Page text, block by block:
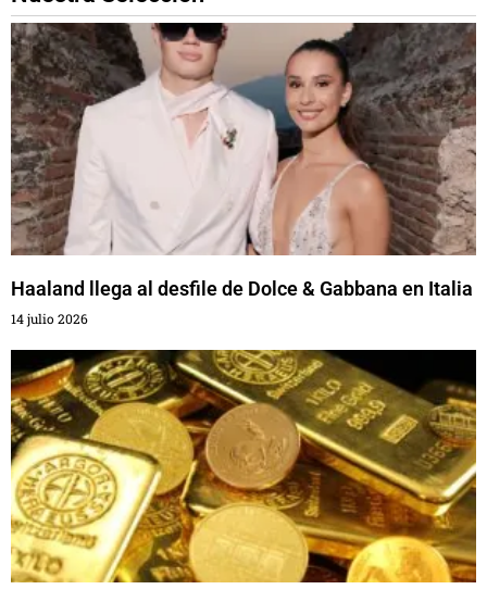
Haaland llega al desfile de Dolce & Gabbana en Italia
14 julio 2026